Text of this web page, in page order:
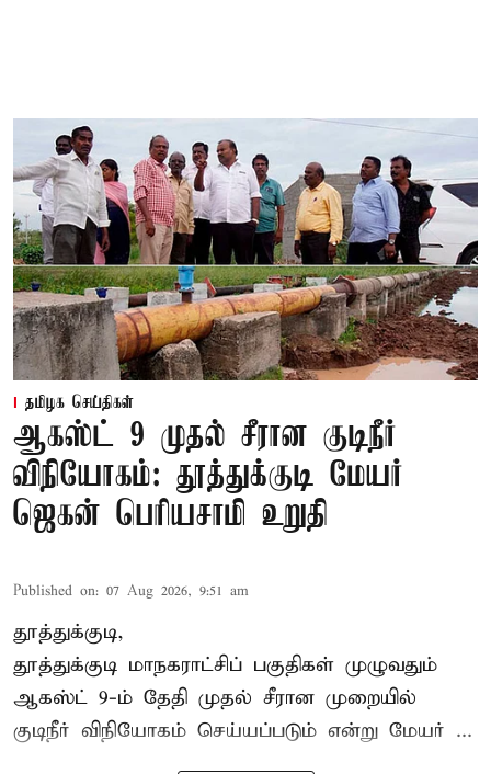
தமிழக செய்திகள்
ஆகஸ்ட் 9 முதல் சீரான குடிநீர்
விநியோகம்: தூத்துக்குடி மேயர்
ஜெகன் பெரியசாமி உறுதி
Published on: 07 Aug 2026, 9:51 am
தூத்துக்குடி,
தூத்துக்குடி மாநகராட்சிப் பகுதிகள் முழுவதும்
ஆகஸ்ட் 9-ம் தேதி முதல் சீரான முறையில்
குடிநீர் விநியோகம் செய்யப்படும் என்று மேயர் ...